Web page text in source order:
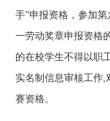
手”申报资格，参加
一劳动奖章申报资格
的在校学生不得以职
实名制信息审核工作,
赛资格。